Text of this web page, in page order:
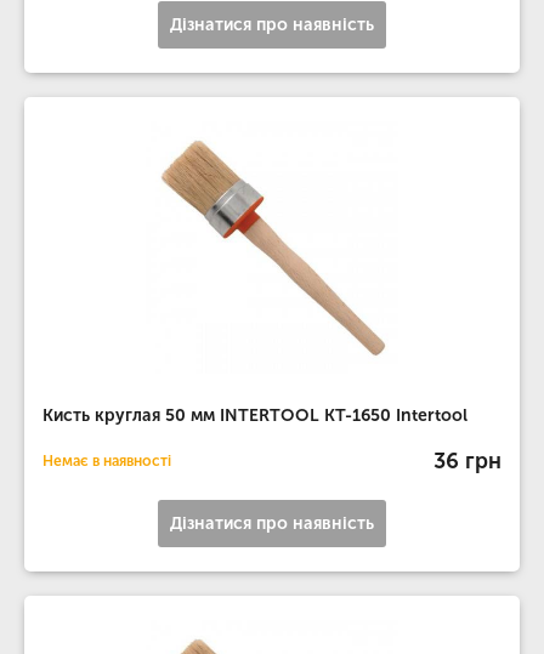
Дізнатися про наявність
Кисть круглая 50 мм INTERTOOL KT-1650 Intertool
Немає в наявності 36 грн
Дізнатися про наявність